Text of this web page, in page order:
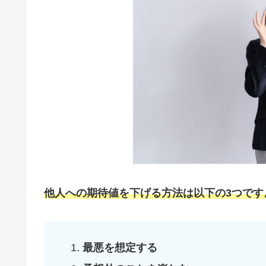
他人への期待値を下げる方法は以下の3つです
最悪を想定する